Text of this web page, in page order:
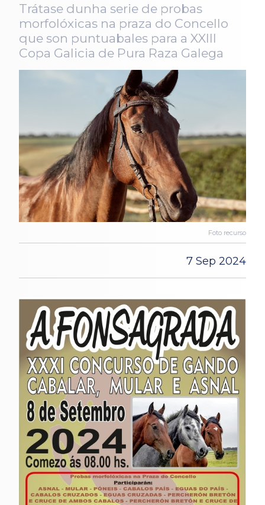
Trátase dunha serie de probas
morfolóxicas na praza do Concello
que son puntuabales para a XXIII
Copa Galicia de Pura Raza Galega
Foto recurso
7 Sep 2024